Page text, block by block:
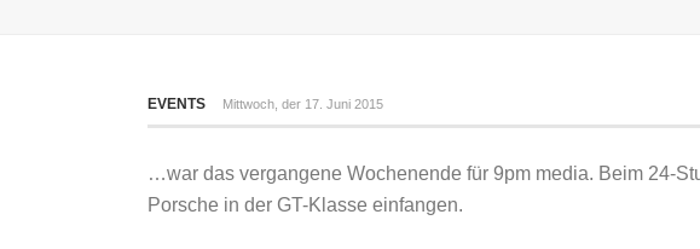
EVENTS Mittwoch, der 17. Juni 2015
…war das vergangene Wochenende für 9pm media. Beim 24-
Porsche in der GT-Klasse einfangen.